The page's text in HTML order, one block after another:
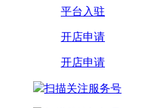
平台入驻
开店申请
开店申请
扫描关注服务号